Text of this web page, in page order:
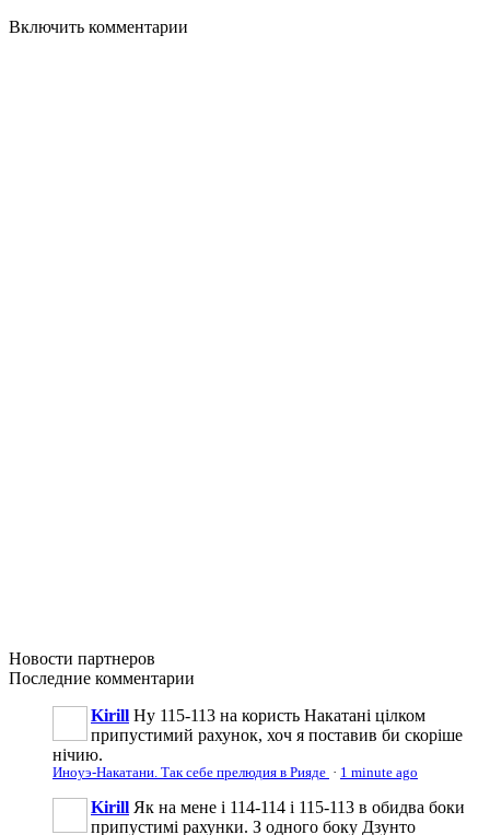
Включить комментарии
Новости партнеров
Последние комментарии
Kirill Ну 115-113 на користь Накатані цілком
припустимий рахунок, хоч я поставив би скоріше
нічию.
Иноуэ-Накатани. Так себе прелюдия в Рияде · 1 minute ago
Kirill Як на мене і 114-114 і 115-113 в обидва боки
припустимі рахунки. З одного боку Дзунто